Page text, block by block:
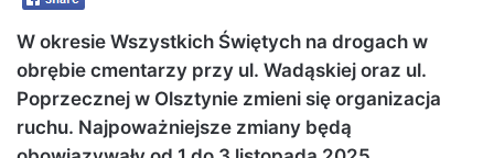
W okresie Wszystkich Świętych na drogach w
obrębie cmentarzy przy ul. Wadąskiej oraz ul.
Poprzecznej w Olsztynie zmieni się organizacja
ruchu. Najpoważniejsze zmiany będą